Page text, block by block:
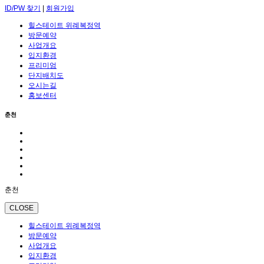
ID/PW 찾기 회원가입
힐스테이트 위례복정역
방문예약
사업개요
입지환경
프리미엄
단지배치도
오시는길
홍보센터
춘천
춘천
CLOSE
힐스테이트 위례복정역
방문예약
사업개요
입지환경